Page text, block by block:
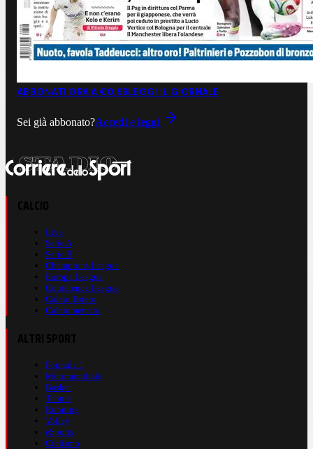
ABBONATI ORA A €0,99LEGGI IL GIORNALE
Sei già abbonato?Accedi e leggi
Live
Serie A
Serie B
Champions League
Europa League
Conference League
Calcio Estero
Calciomercato
Formula 1
Motomondiale
Basket
Tennis
Running
Volley
eSports
Ciclismo